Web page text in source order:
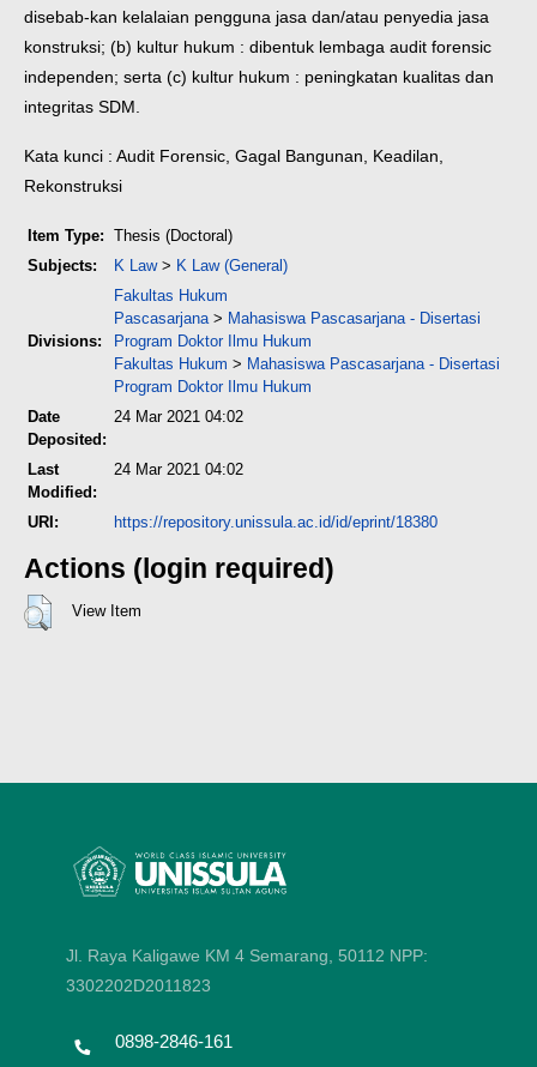
disebab-kan kelalaian pengguna jasa dan/atau penyedia jasa
konstruksi; (b) kultur hukum : dibentuk lembaga audit forensic
independen; serta (c) kultur hukum : peningkatan kualitas dan
integritas SDM.
Kata kunci : Audit Forensic, Gagal Bangunan, Keadilan,
Rekonstruksi
Item Type: Thesis (Doctoral)
Subjects:
K Law> K Law (General)
Divisions:
Fakultas Hukum
Pascasarjana> Mahasiswa Pascasarjana - Disertasi
Program Doktor Ilmu Hukum
Fakultas Hukum > Mahasiswa Pascasarjana - Disertasi
Program Doktor Ilmu Hukum
Date
Deposited:
24 Mar 2021 04:02
Last
Modified:
24 Mar 2021 04:02
URI: https://repository.unissula.ac.id/id/eprint/18380
Actions (login required)
View Item
Jl. Raya Kaligawe KM 4 Semarang, 50112 NPP:
3302202D2011823
0898-2846-161